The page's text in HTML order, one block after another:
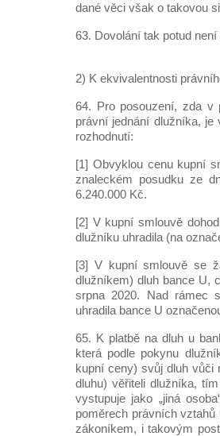
dané věci však o takovou
63. Dovolání tak potud není
2) K ekvivalentnosti
64. Pro posouzení, zda v
právní jednání dlužníka, je
rozhodnutí:
[1] Obvyklou cenu kupní
znaleckém posudku ze
6.240.000 Kč.
[2] V kupní smlouvě
dlužníku uhradila (na
[3] V kupní smlouvě se
dlužníkem) dluh bance U,
srpna 2020. Nad rámec
uhradila bance U
65. K platbě na dluh u
která podle pokynu
kupní ceny) svůj dluh vůči
dluhu) věřiteli dlužníka,
vystupuje jako „jiná
poměrech právních
zákoníkem, i takovým